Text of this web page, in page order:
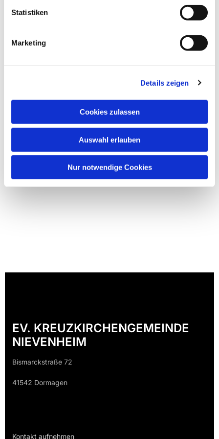
Statistiken
Marketing
Details zeigen
Cookies zulassen
Auswahl erlauben
Nur notwendige Cookies
EV. KREUZKIRCHENGEMEINDE
NIEVENHEIM
Bismarckstraße 72
41542 Dormagen
Kontakt aufnehmen